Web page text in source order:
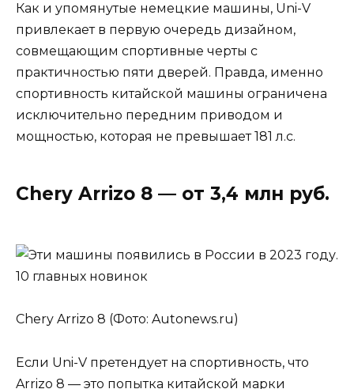
Как и упомянутые немецкие машины, Uni-V
привлекает в первую очередь дизайном,
совмещающим спортивные черты с
практичностью пяти дверей. Правда, именно
спортивность китайской машины ограничена
исключительно передним приводом и
мощностью, которая не превышает 181 л.с.
Chery Arrizo 8 — от 3,4 млн руб.
Chery Arrizo 8 (Фото: Autonews.ru)
Если Uni-V претендует на спортивность, что
Arrizo 8 — это попытка китайской марки